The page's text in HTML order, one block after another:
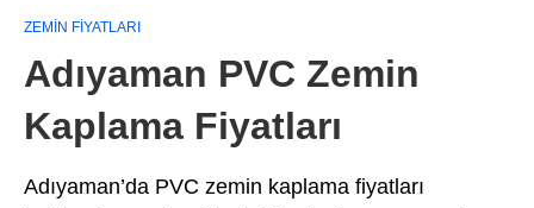
ZEMIN FIYATLARI
Adıyaman PVC Zemin
Kaplama Fiyatları
Adıyaman’da PVC zemin kaplama fiyatları